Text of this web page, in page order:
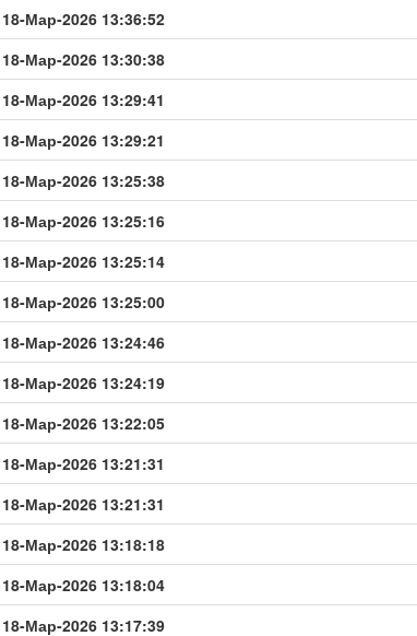
18-Мар-2026 13:36:52
18-Мар-2026 13:30:38
18-Мар-2026 13:29:41
18-Мар-2026 13:29:21
18-Мар-2026 13:25:38
18-Мар-2026 13:25:16
18-Мар-2026 13:25:14
18-Мар-2026 13:25:00
18-Мар-2026 13:24:46
18-Мар-2026 13:24:19
18-Мар-2026 13:22:05
18-Мар-2026 13:21:31
18-Мар-2026 13:21:31
18-Мар-2026 13:18:18
18-Мар-2026 13:18:04
18-Мар-2026 13:17:39